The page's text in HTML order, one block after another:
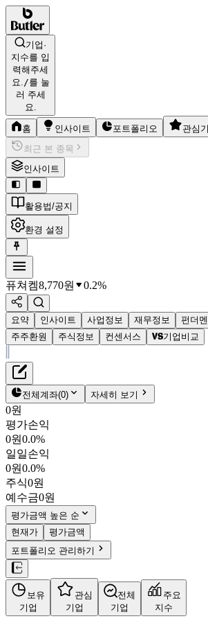
기업·
지수를 입
력해주세
요./를 눌
러 주세
요.
홈 인사이트 포트폴리오 관심
최근 본 종목
인사이트
활용법/공지
환경 설정
퓨쳐켐8,770원 0.2%
요약 인사이트 사업정보 재무정보 펀더
주주환원
주식정보 컨센서스 기업비교
퓨쳐켐
8,770원
220100
KOSDAQ
시가총액
PBR3.74
PER-
fPER -
배당수익률-
자사주비율0.02%
결산월12월
4분기누적
10년
주재무제표
재무정보
펀더멘탈
밸류에이션
주주환원
컨센서스
주식정보
전체계좌(0) 자세히 보기
0원
평가손익
0원0.0%
일일손익
0원0.0%
주식0원
예수금0원
평가금액 높은 순
현재가
평가금액
포트폴리오 관리하기
보유
기업
관심
기업
전체
기업
주요
지수